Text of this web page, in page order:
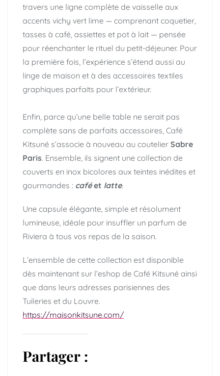
travers une ligne complète de vaisselle aux
accents vichy vert lime — comprenant coquetier,
tasses à café, assiettes et pot à lait — pensée
pour réenchanter le rituel du petit-déjeuner. Pour
la première fois, l’expérience s’étend aussi au
linge de maison et à des accessoires textiles
graphiques parfaits pour l’extérieur.
Enfin, parce qu’une belle table ne serait pas
complète sans de parfaits accessoires, Café
Kitsuné s’associe à nouveau au coutelier Sabre
Paris. Ensemble, ils signent une collection de
couverts en inox bicolores aux teintes inédites et
gourmandes : caféet latte.
Une capsule élégante, simple et résolument
lumineuse, idéale pour insuffler un parfum de
Riviera à tous vos repas de la saison.
L’ensemble de cette collection est disponible
dès maintenant sur l’eshop de Café Kitsuné ainsi
que dans leurs adresses parisiennes des
Tuileries et du Louvre.
https://maisonkitsune.com/
Partager :